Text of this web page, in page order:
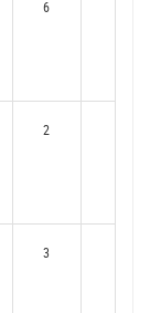
6
2
3